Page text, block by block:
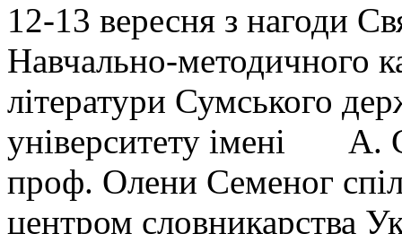
12-13 вересня з нагоди
Навчально-методичного
літератури Сумського
університету імені А.
проф. Олени Семеног
центром словникарства